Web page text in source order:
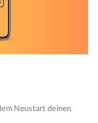
Neustart deinen